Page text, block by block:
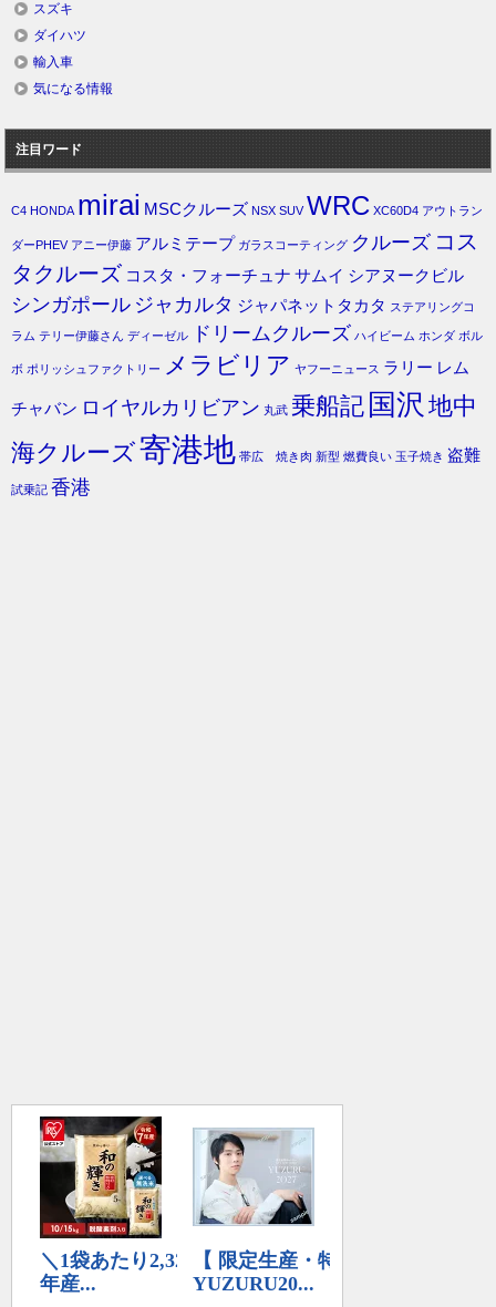
スズキ
ダイハツ
輸入車
気になる情報
注目ワード
C4 HONDA mirai MSCクルーズ NSX SUV WRC XC60D4 アウトラン
ダーPHEV アニー伊藤 アルミテープ ガラスコーティング クルーズ コス
タクルーズ コスタ・フォーチュナ サムイ シアヌークビル
シンガポール ジャカルタ ジャパネットタカタ ステアリングコ
ラム テリー伊藤さん ディーゼル ドリームクルーズ ハイビーム ホンダ ボル
ボ ポリッシュファクトリー メラビリア ヤフーニュース ラリー レム
チャバン ロイヤルカリビアン 丸武 乗船記 国沢 地中
海クルーズ寄港地 帯広 焼き肉 新型 燃費良い 玉子焼き 盗難
試乗記 香港